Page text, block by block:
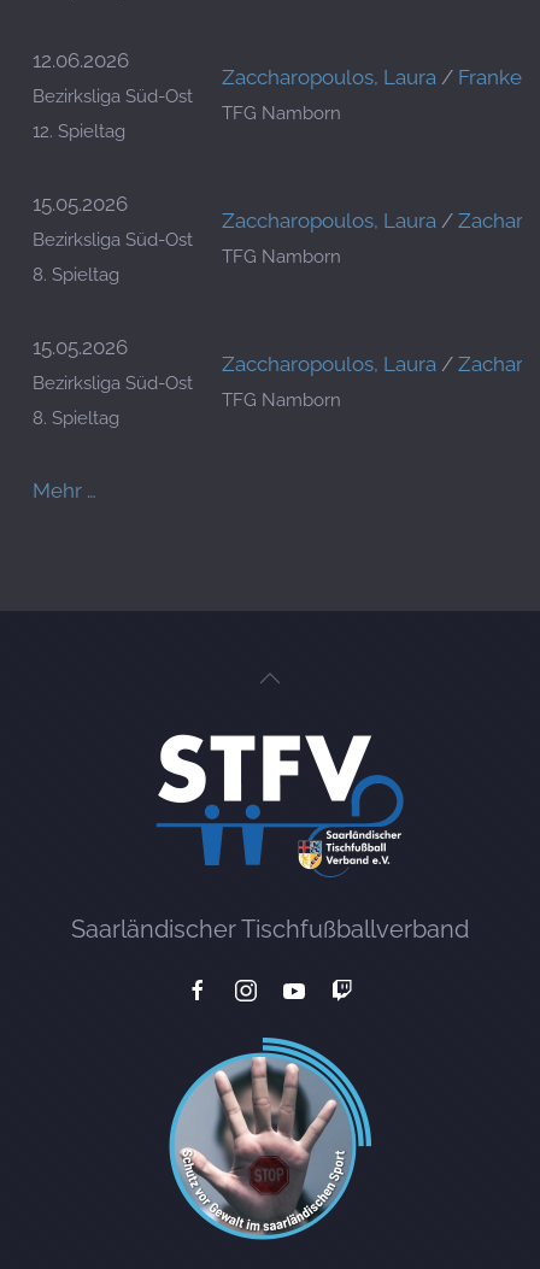
12.06.2026
Bezirksliga Süd-Ost
12. Spieltag
Zaccharopoulos, Laura / Franke,
TFG Namborn
15.05.2026
Bezirksliga Süd-Ost
8. Spieltag
Zaccharopoulos, Laura /
TFG Namborn
15.05.2026
Bezirksliga Süd-Ost
8. Spieltag
Zaccharopoulos, Laura /
TFG Namborn
Mehr …
Saarländischer Tischfußballverband